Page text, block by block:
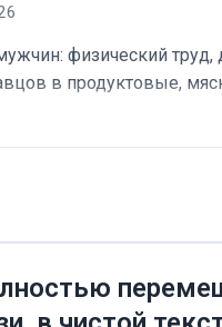
физический
в продуктовые,